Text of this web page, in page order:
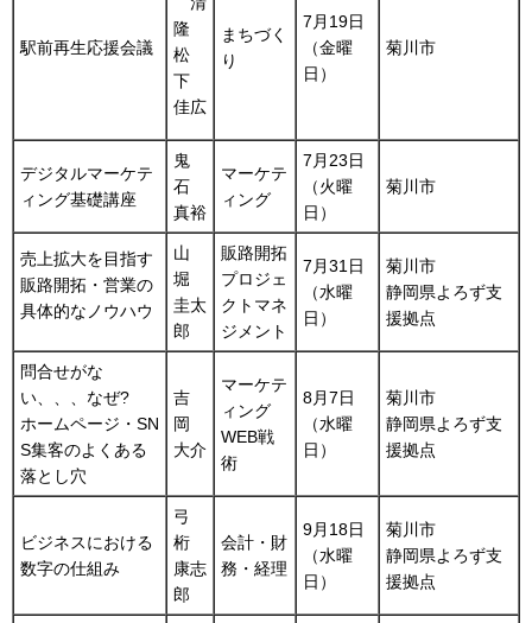
駅前再生応援会議
隆
松
下
佳広
まちづく
り
7月19日
（金曜
日）
菊川市
デジタルマーケテ
ィング基礎講座
鬼
石
真裕
マーケテ
ィング
7月23日
（火曜
日）
菊川市
売上拡大を目指す
販路開拓・営業の
具体的なノウハウ
山
堀
圭太
郎
販路開拓
プロジェ
クトマネ
ジメント
7月31日
（水曜
日）
菊川市
静岡県よろず支
援拠点
問合せがな
い、、、なぜ?
ホームページ・SN
S集客のよくある
落とし穴
吉
岡
大介
マーケテ
ィング
WEB戦
術
8月7日
（水曜
日）
菊川市
静岡県よろず支
援拠点
ビジネスにおける
数字の仕組み
弓
桁
康志
郎
会計・財
務・経理
9月18日
（水曜
日）
菊川市
静岡県よろず支
援拠点